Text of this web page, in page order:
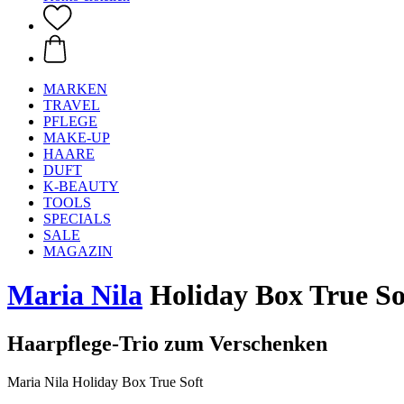
MARKEN
TRAVEL
PFLEGE
MAKE-UP
HAARE
DUFT
K-BEAUTY
TOOLS
SPECIALS
SALE
MAGAZIN
Maria Nila Holiday Box True
Haarpflege-Trio zum Verschenken
Maria Nila Holiday Box True Soft